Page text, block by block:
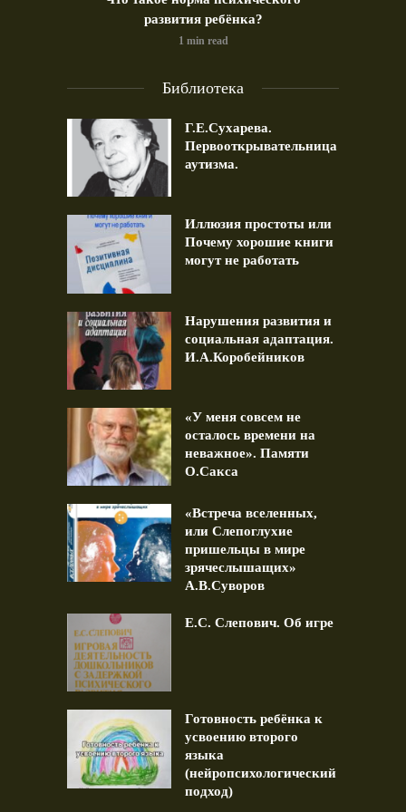
развития ребёнка?
1 min read
Библиотека
Г.Е.Сухарева.
Первооткрывательница
аутизма.
Иллюзия простоты или
Почему хорошие книги
могут не работать
Нарушения развития и
социальная адаптация.
И.А.Коробейников
«У меня совсем не
осталось времени на
неважное». Памяти
О.Сакса
«Встреча вселенных,
или Слепоглухие
пришельцы в мире
зрячеслышащих»
А.В.Суворов
Е.С. Слепович. Об игре
Готовность ребёнка к
усвоению второго
языка
(нейропсихологический
подход)